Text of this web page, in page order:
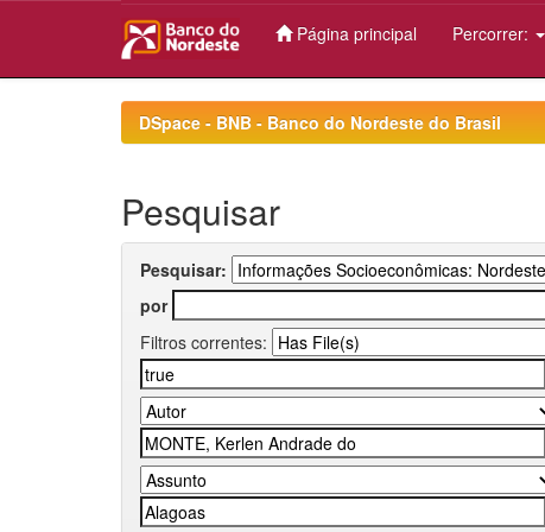
Página principal Percorrer:
DSpace - BNB - Banco do Nordeste do Brasil
Pesquisar
Pesquisar:
por
Filtros correntes: